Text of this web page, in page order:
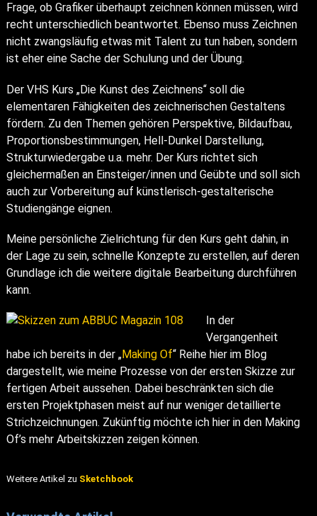
Frage, ob Grafiker überhaupt zeichnen können müssen, wird
recht unterschiedlich beantwortet. Ebenso muss Zeichnen
nicht zwangsläufig etwas mit Talent zu tun haben, sondern
ist eher eine Sache der Schulung und der Übung.
Der VHS Kurs „Die Kunst des Zeichnens“ soll die
elementaren Fähigkeiten des zeichnerischen Gestaltens
fördern. Zu den Themen gehören Perspektive, Bildaufbau,
Proportions­bestimmungen, Hell-Dunkel Darstellung,
Strukturwiedergabe u.a. mehr. Der Kurs richtet sich
gleichermaßen an Einsteiger/innen und Geübte und soll sich
auch zur Vorbereitung auf künstlerisch-gestalterische
Studiengänge eignen.
Meine persönliche Zielrichtung für den Kurs geht dahin, in
der Lage zu sein, schnelle Konzepte zu erstellen, auf deren
Grundlage ich die weitere digitale Bearbeitung durchführen
kann.
In der
Vergangenheit
habe ich bereits in der „Making Of“ Reihe hier im Blog
dargestellt, wie meine Prozesse von der ersten Skizze zur
fertigen Arbeit aussehen. Dabei beschränkten sich die
ersten Projektphasen meist auf nur weniger detaillierte
Strichzeichnungen. Zukünftig möchte ich hier in den Making
Of’s mehr Arbeitskizzen zeigen können.
Weitere Artikel zu Sketchbook